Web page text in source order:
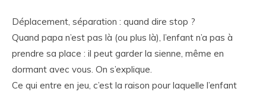
Déplacement, séparation : quand dire stop ?
Quand papa n’est pas là (ou plus là), l’enfant n’a pas à
prendre sa place : il peut garder la sienne, même en
dormant avec vous. On s’explique.
Ce qui entre en jeu, c’est la raison pour laquelle l’enfant